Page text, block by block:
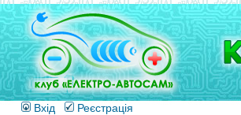
Вхід Реєстрація